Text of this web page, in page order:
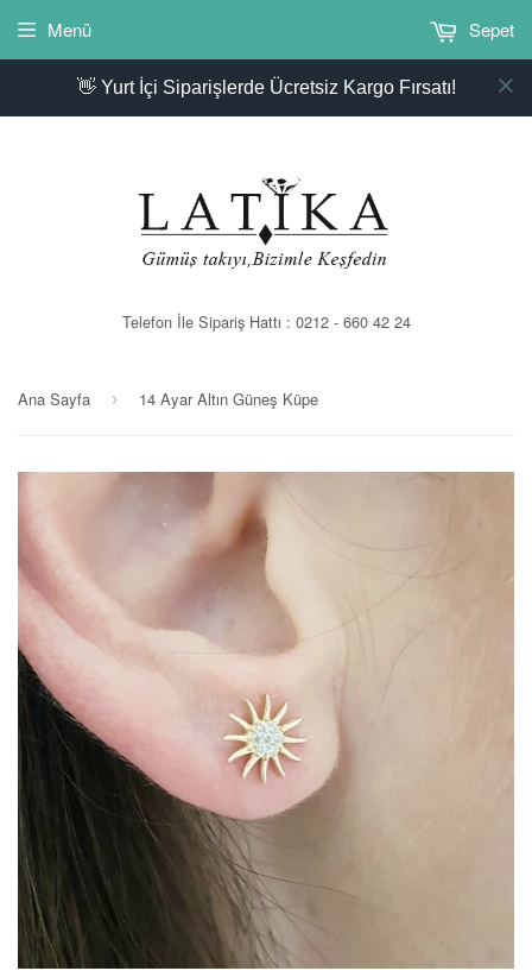
👋 Yurt İçi Siparişlerde Ücretsiz Kargo Fırsatı!
Telefon İle Sipariş Hattı : 0212 - 660 42 24
Menü Sepet
Ana Sayfa › 14 Ayar Altın Güneş Küpe